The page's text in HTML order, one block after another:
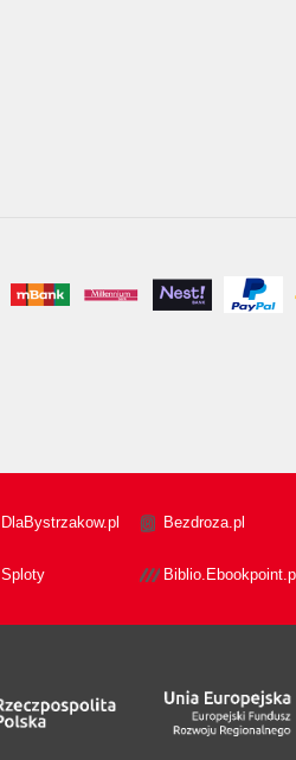
DlaBystrzakow.pl Bezdroza.pl
Sploty Biblio.Ebookpoint.pl